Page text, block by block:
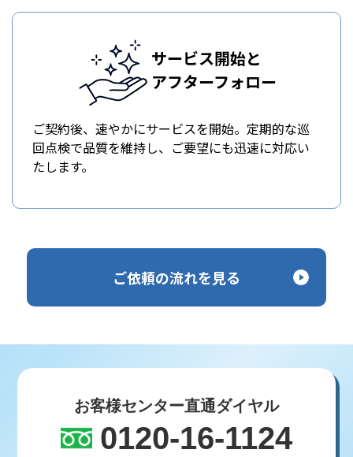
サービス開始と
アフターフォロー
ご契約後、速やかにサービスを開始。定期的な巡
回点検で品質を維持し、ご要望にも迅速に対応い
たします。
ご依頼の流れを見る
お客様センター直通ダイヤル
0120-16-1124